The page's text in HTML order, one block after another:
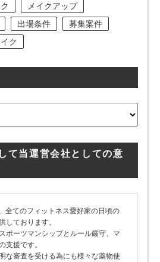
メイクアップ
出場条件
募集案件
ク
て当運営会社としての意
全てのフィットネス愛好家の日頃の
しております。
ポーツマンシップとルール厳守、マ
支援です。
な審査を受ける為にも様々な薬物使